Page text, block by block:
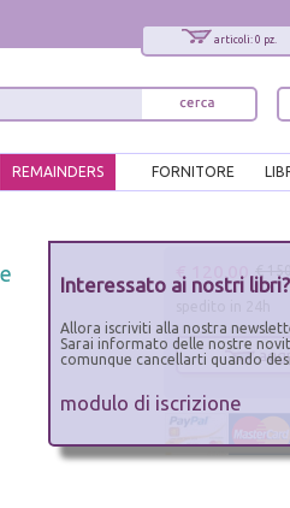
articoli: 0 pz.
FORNITORE
REMAINDERS
€ 120.00
Interessato ai nostri libri?
Allora iscriviti alla nostra
Sarai informato delle nostre
comunque cancellarti quando
modulo di iscrizione